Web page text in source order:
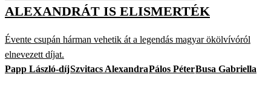
ALEXANDRÁT IS ELISMERTÉK
Évente csupán hárman vehetik át a legendás magyar ökölvívóról
elnevezett díjat.
Papp László-díjSzvitacs AlexandraPálos PéterBusa Gabriella